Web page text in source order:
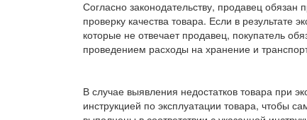
Согласно законодательству, продавец обязан
проверку качества товара. Если в результате
которые не отвечает продавец, покупатель
проведением расходы на хранение и
В случае выявления недостатков товара при
инструкцией по эксплуатации товара, чтобы